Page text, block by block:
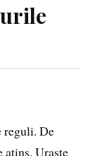
reguli. De
atins. Uraste